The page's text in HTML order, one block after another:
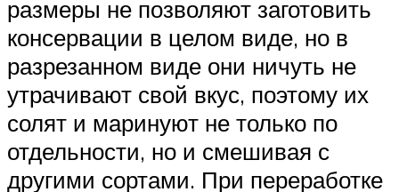
размеры не позволяют заготовить
консервации в целом виде, но в
разрезанном виде они ничуть не
утрачивают свой вкус, поэтому их
солят и маринуют не только по
отдельности, но и смешивая с
другими сортами. При переработке